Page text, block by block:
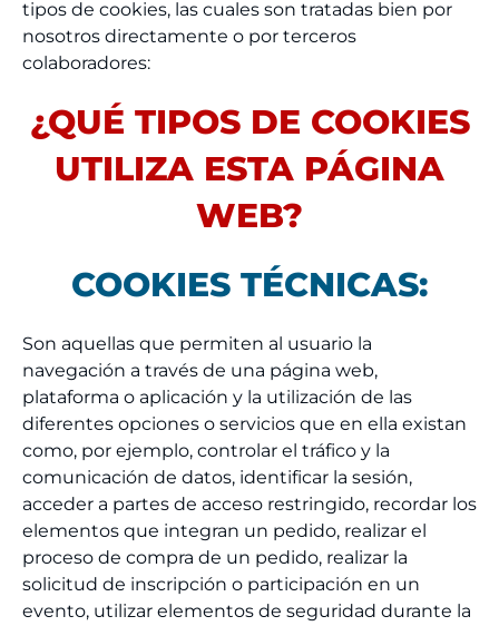
tipos de cookies, las cuales son tratadas bien por
nosotros directamente o por terceros
colaboradores:
¿QUÉ TIPOS DE COOKIES
UTILIZA ESTA PÁGINA
WEB?
COOKIES TÉCNICAS:
Son aquellas que permiten al usuario la
navegación a través de una página web,
plataforma o aplicación y la utilización de las
diferentes opciones o servicios que en ella existan
como, por ejemplo, controlar el tráfico y la
comunicación de datos, identificar la sesión,
acceder a partes de acceso restringido, recordar los
elementos que integran un pedido, realizar el
proceso de compra de un pedido, realizar la
solicitud de inscripción o participación en un
evento, utilizar elementos de seguridad durante la